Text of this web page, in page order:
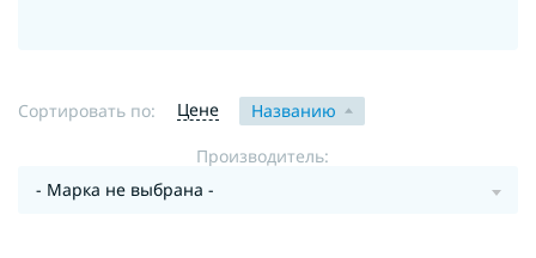
Сортировать по: Цене Названию
Производитель:
- Марка не выбрана -